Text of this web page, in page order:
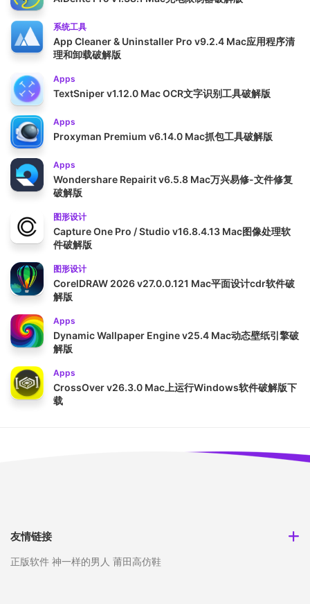
系统工具
App Cleaner & Uninstaller Pro v9.2.4 Mac应用程序清
理和卸载破解版
Apps
TextSniper v1.12.0 Mac OCR文字识别工具破解版
Apps
Proxyman Premium v6.14.0 Mac抓包工具破解版
Apps
Wondershare Repairit v6.5.8 Mac万兴易修-文件修复
破解版
图形设计
Capture One Pro / Studio v16.8.4.13 Mac图像处理软
件破解版
图形设计
CorelDRAW 2026 v27.0.0.121 Mac平面设计cdr软件破
解版
Apps
Dynamic Wallpaper Engine v25.4 Mac动态壁纸引擎破
解版
Apps
CrossOver v26.3.0 Mac上运行Windows软件破解版下
载
友情链接
正版软件 神一样的男人 莆田高仿鞋